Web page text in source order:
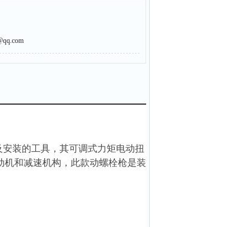
安装的工具，其可调式力矩电动扭
机和减速机构，此款动螺栓枪是装